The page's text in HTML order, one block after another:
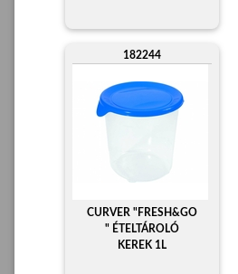
182244
CURVER "FRESH&GO
" ÉTELTÁROLÓ
KEREK 1L